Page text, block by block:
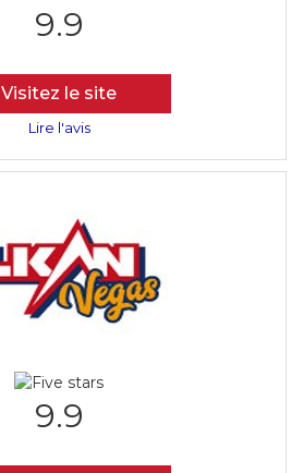
9.9
Visitez le site
Lire l'avis
9.9